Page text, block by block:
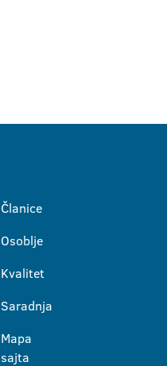
Članice
Osoblje
Kvalitet
Saradnja
Mapa
sajta